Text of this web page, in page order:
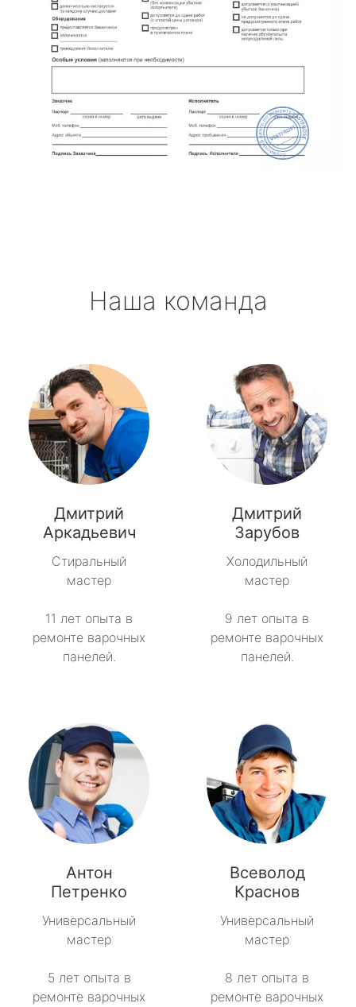
Наша команда
Дмитрий
Аркадьевич
Стиральный
мастер
11 лет опыта в
ремонте варочных
панелей.
Дмитрий
Зарубов
Холодильный
мастер
9 лет опыта в
ремонте варочных
панелей.
Антон
Петренко
Универсальный
мастер
5 лет опыта в
ремонте варочных
Всеволод
Краснов
Универсальный
мастер
8 лет опыта в
ремонте варочных